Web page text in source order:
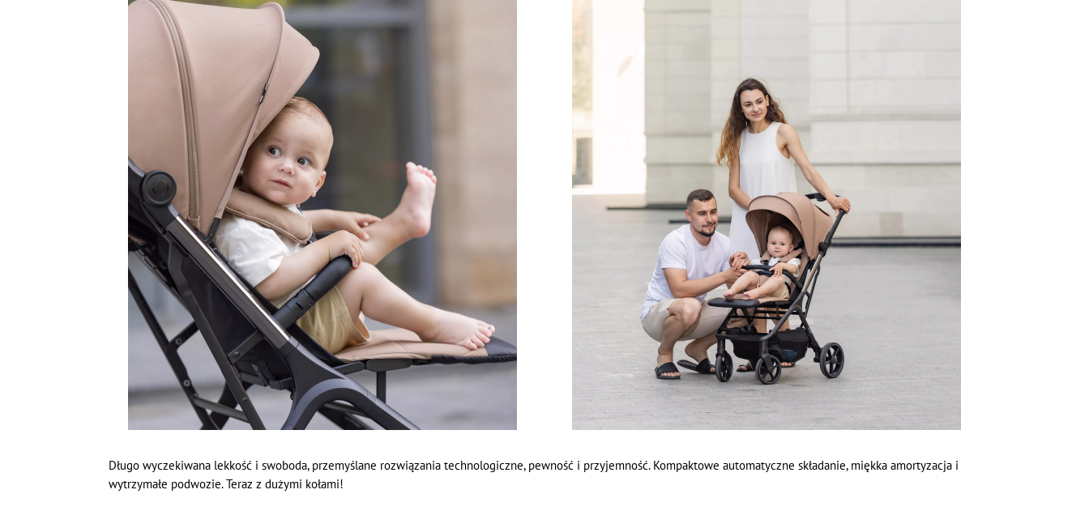
Długo wyczekiwana lekkość i swoboda, przemyślane rozwiązania technologiczne, pewność i przyjemność. Kompaktowe automatyczne składanie, miękka amortyzacja i
wytrzymałe podwozie. Teraz z dużymi kołami!